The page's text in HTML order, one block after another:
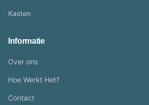
Kasten
Informatie
Over ons
Hoe Werkt Het?
Contact